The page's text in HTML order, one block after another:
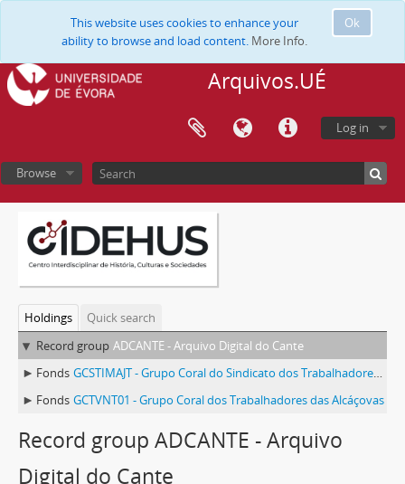
Ok
This website uses cookies to enhance your
ability to browse and load content. More Info.
Arquivos.UÉ
Log in
Browse
Holdings
Quick search
Record group ADCANTE - Arquivo Digital do Cante
Fonds GCSTIMAJT - Grupo Coral do Sindicato dos Trabalhadores da Indústria Mineira de Aljustrel
Fonds GCTVNT01 - Grupo Coral dos Trabalhadores das Alcáçovas
Record group ADCANTE - Arquivo
Digital do Cante